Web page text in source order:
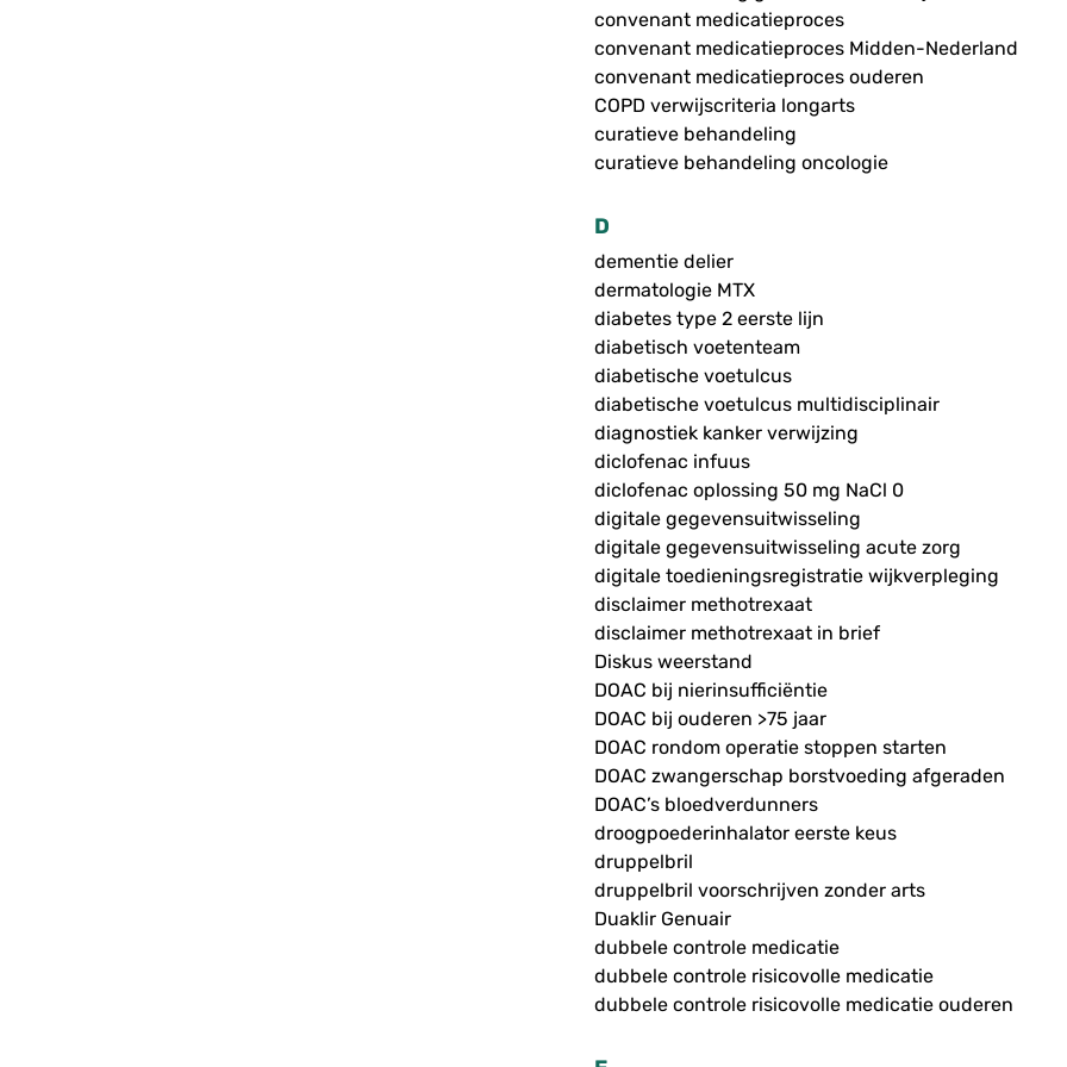
convenant medicatieproces
convenant medicatieproces Midden-Nederland
convenant medicatieproces ouderen
COPD verwijscriteria longarts
curatieve behandeling
curatieve behandeling oncologie
D
dementie delier
dermatologie MTX
diabetes type 2 eerste lijn
diabetisch voetenteam
diabetische voetulcus
diabetische voetulcus multidisciplinair
diagnostiek kanker verwijzing
diclofenac infuus
diclofenac oplossing 50 mg NaCl 0
digitale gegevensuitwisseling
digitale gegevensuitwisseling acute zorg
digitale toedieningsregistratie wijkverpleging
disclaimer methotrexaat
disclaimer methotrexaat in brief
Diskus weerstand
DOAC bij nierinsufficiëntie
DOAC bij ouderen >75 jaar
DOAC rondom operatie stoppen starten
DOAC zwangerschap borstvoeding afgeraden
DOAC’s bloedverdunners
droogpoederinhalator eerste keus
druppelbril
druppelbril voorschrijven zonder arts
Duaklir Genuair
dubbele controle medicatie
dubbele controle risicovolle medicatie
dubbele controle risicovolle medicatie ouderen